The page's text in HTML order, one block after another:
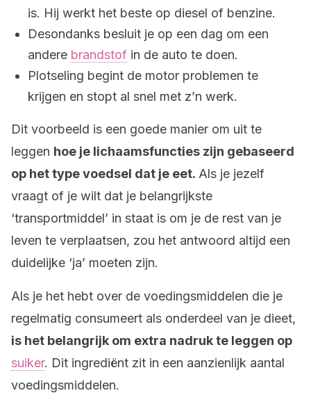
is. Hij werkt het beste op diesel of benzine.
Desondanks besluit je op een dag om een
andere brandstof in de auto te doen.
Plotseling begint de motor problemen te
krijgen en stopt al snel met z’n werk.
Dit voorbeeld is een goede manier om uit te
leggen hoe je lichaamsfuncties zijn gebaseerd
op het type voedsel dat je eet. Als je jezelf
vraagt of je wilt dat je belangrijkste
‘transportmiddel’ in staat is om je de rest van je
leven te verplaatsen, zou het antwoord altijd een
duidelijke ‘ja’ moeten zijn.
Als je het hebt over de voedingsmiddelen die je
regelmatig consumeert als onderdeel van je dieet,
is het belangrijk om extra nadruk te leggen op
suiker. Dit ingrediënt zit in een aanzienlijk aantal
voedingsmiddelen.